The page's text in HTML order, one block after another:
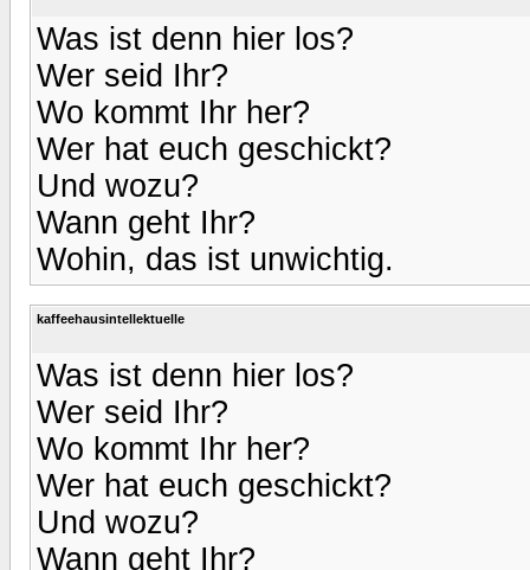
Was ist denn hier los?
Wer seid Ihr?
Wo kommt Ihr her?
Wer hat euch geschickt?
Und wozu?
Wann geht Ihr?
Wohin, das ist unwichtig.
kaffeehausintellektuelle
Was ist denn hier los?
Wer seid Ihr?
Wo kommt Ihr her?
Wer hat euch geschickt?
Und wozu?
Wann geht Ihr?